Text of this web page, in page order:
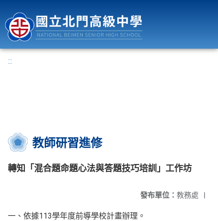
:::
教師研習進修
轉知「混合題命題心法與答題技巧培訓」工作坊
發布單位： 教務處 |
一、依據113學年度前導學校計畫辦理。